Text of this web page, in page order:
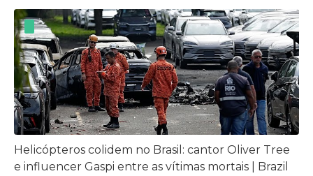
Helicópteros colidem no Brasil: cantor Oliver Tree
e influencer Gaspi entre as vítimas mortais | Brazil